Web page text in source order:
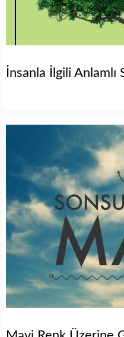
İnsanla İlgili Anlamlı